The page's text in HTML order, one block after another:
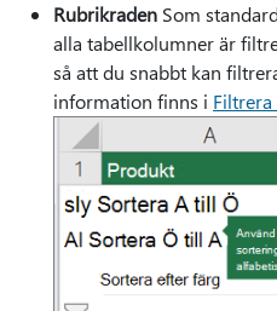
Rubrikraden Som
alla tabellkolumner är
så att du snabbt kan
information finns i Filtrera